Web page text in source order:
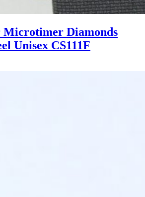
Microtimer Diamonds
Unisex CS111F